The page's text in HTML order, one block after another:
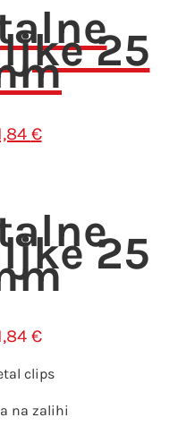
25
€
25
€
clips
na zalihi